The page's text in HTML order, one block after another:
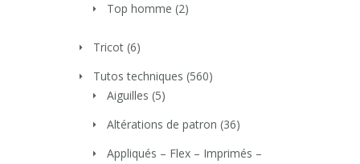
Top homme (2)
Tricot (6)
Tutos techniques (560)
Aiguilles (5)
Altérations de patron (36)
Appliqués – Flex – Imprimés –